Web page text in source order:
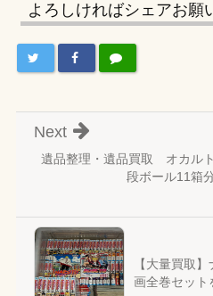
よろしければシェアお願
遺品整理・遺品買取 オカル
段ボール11箱
Next
【大量買取
画全巻セッ